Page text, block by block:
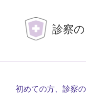
診察
初めての方、診察